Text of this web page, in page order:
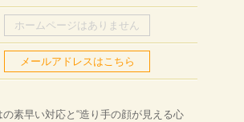
ホームページはありません
メールアドレスはこちら
素早い対応と“造り手の顔が見える心